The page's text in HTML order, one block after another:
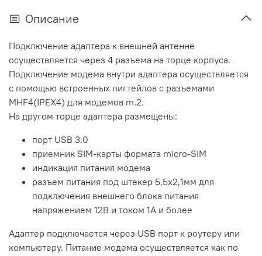
Описание
Подключение адаптера к внешней антенне
осуществляется через 4 разъема на торце корпуса.
Подключение модема внутри адаптера осуществляется
с помощью встроенных пигтейлов с разъемами
MHF4(IPEX4) для модемов m.2.
На другом торце адаптера размещены:
порт USB 3.0
приемник SIM-карты формата micro-SIM
индикация питания модема
разъем питания под штекер 5,5х2,1мм для
подключения внешнего блока питания
напряжением 12В и током 1А и более
Адаптер подключается через USB порт к роутеру или
компьютеру. Питание модема осуществляется как по